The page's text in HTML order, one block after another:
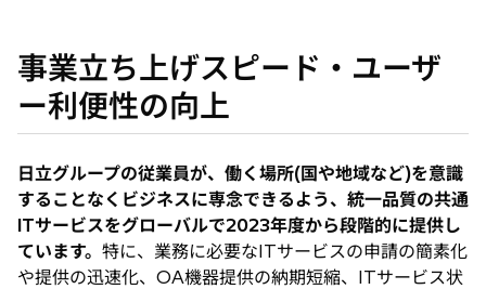
事業立ち上げスピード・ユーザ
ー利便性の向上
日立グループの従業員が、働く場所(国や地域など)を意識
することなくビジネスに専念できるよう、統一品質の共通
ITサービスをグローバルで2023年度から段階的に提供し
ています。 特に、業務に必要なITサービスの申請の簡素化
や提供の迅速化、OA機器提供の納期短縮、ITサービス状